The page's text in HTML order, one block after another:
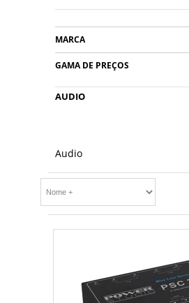
MARCA
GAMA DE PREÇOS
AUDIO
Audio